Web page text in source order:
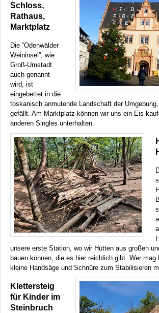
Schloss,
Rathaus,
Marktplatz
Die “Odenwälder
Weininsel”, wie
Groß-Umstadt
auch genannt
wird, ist
eingebettet in die
toskanisch anmutende Landschaft der
gefällt. Am Marktplatz können wir uns ein Eis
anderen Singles unterhalten.
unsere erste Station, wo wir Hütten aus großen
bauen können, die es hier reichlich gibt. Wer mag
kleine Handsäge und Schnüre zum Stabilisieren
Klettersteig
für Kinder im
Steinbruch